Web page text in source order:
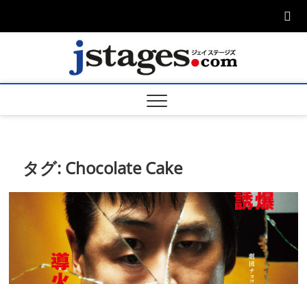
ージ
タグ: Chocolate Cake